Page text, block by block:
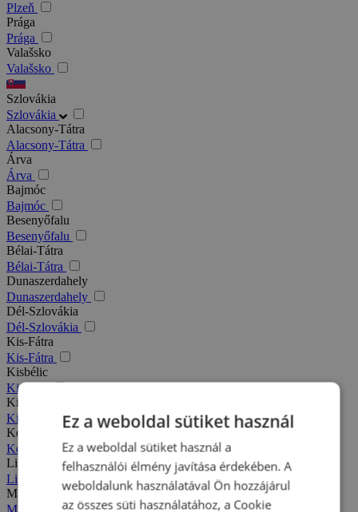
Plzeň
Prága
Prága
Valašsko
Valašsko
Szlovákia
Szlovákia
Alacsony-Tátra
Alacsony-Tátra
Árva
Árva
Bajmóc
Bajmóc
Besenyőfalu
Besenyőfalu
Bélai-Tátra
Bélai-Tátra
Dunaszerdahely
Dunaszerdahely
Dél-Szlovákia
Dél-Szlovákia
Kis-Fátra
Kis-Fátra
Kisbélic
Kisbélic
Kiszucai-Beszkidek
Kiszucai-Beszkidek
Komárno
Komárno
Liptó
Liptó
Magas-Tátra
Ez a weboldal sütiket használ
Ez a weboldal sütiket használ a
felhasználói élmény javítása érdekében. A
weboldalunk használatával Ön hozzájárul
az összes süti használatához, a Cookie